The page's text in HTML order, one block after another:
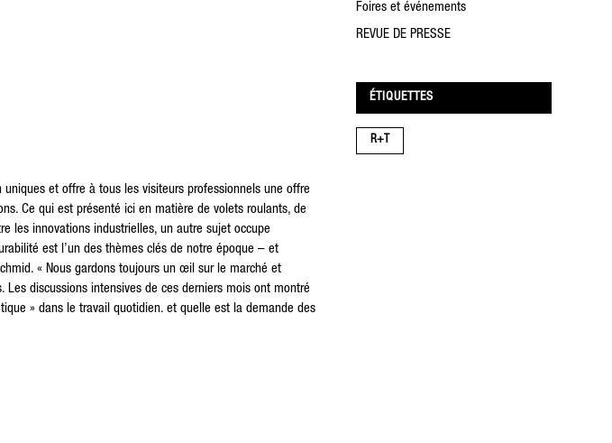
et offre à tous les visiteurs professionnels une offre
Ce qui est présenté ici en matière de volets roulants, de
les innovations industrielles, un autre sujet occupe
est l’un des thèmes clés de notre époque – et
« Nous gardons toujours un œil sur le marché et
discussions intensives de ces derniers mois ont montré
» dans le travail quotidien. et quelle est la demande des
Foires et événements
REVUE DE PRESSE
ÉTIQUETTES
R+T